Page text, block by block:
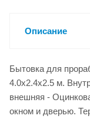
Описание
Бытовка для
4.0x2.4x2.5 м.
внешняя -
окном и дверью.